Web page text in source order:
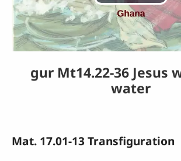
la
gur Mt14.22-36 Jesus
water
Mat. 17.01-13 Transfiguration